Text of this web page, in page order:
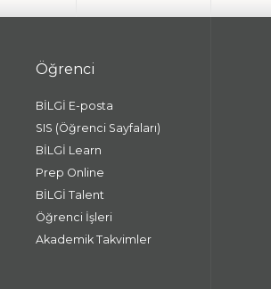
Öğrenci
BİLGİ E-posta
SIS (Öğrenci Sayfaları)
BİLGİ Learn
Prep Online
BİLGİ Talent
Öğrenci İşleri
Akademik Takvimler